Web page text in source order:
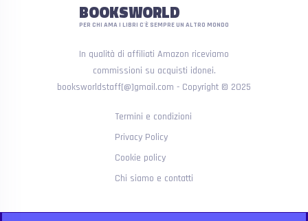
BOOKSWORLD
PER CHI AMA I LIBRI C'È SEMPRE UN ALTRO MONDO
In qualità di affiliati Amazon riceviamo
commissioni su acquisti idonei.
booksworldstaff[@]gmail.com - Copyright © 2025
Termini e condizioni
Privacy Policy
Cookie policy
Chi siamo e contatti